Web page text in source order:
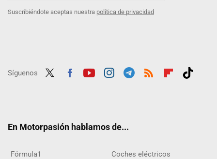
Suscribiéndote aceptas nuestra política de privacidad
Síguenos
En Motorpasión hablamos de...
Fórmula1 Coches eléctricos